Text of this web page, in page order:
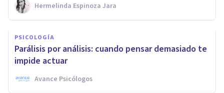
Hermelinda Espinoza Jara
PSICOLOGÍA
Parálisis por análisis: cuando pensar demasiado te
impide actuar
Avance Psicólogos